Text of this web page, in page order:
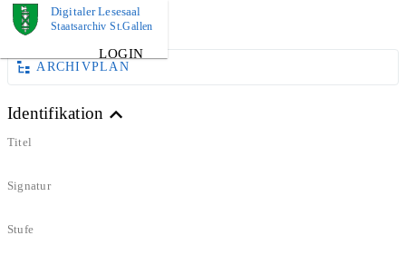
Digitaler Lesesaal
Staatsarchiv St.Gallen
LOGIN
DOKUMENT
ARCHIVPLAN
Identifikation
Titel
Signatur
Stufe